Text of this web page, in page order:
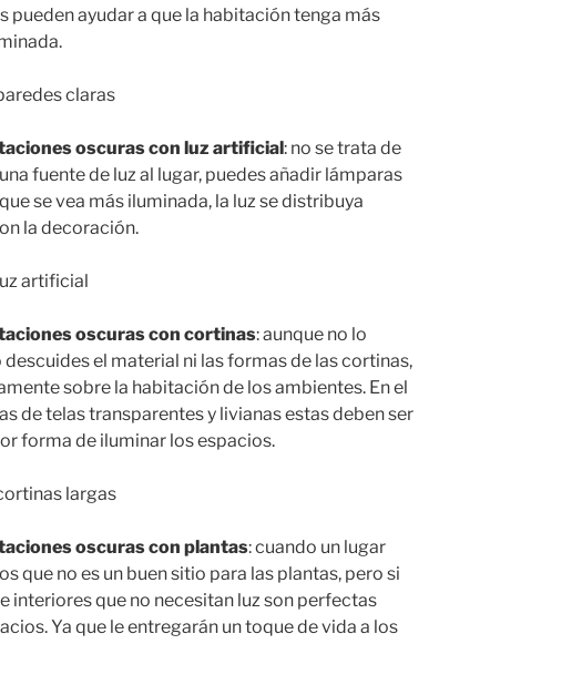
pueden ayudar a que la habitación tenga más
oscuras con luz artificial: no se trata de
fuente de luz al lugar, puedes añadir lámparas
se vea más iluminada, la luz se distribuya
la decoración.
oscuras con cortinas: aunque no lo
el material ni las formas de las cortinas,
sobre la habitación de los ambientes. En el
de telas transparentes y livianas estas deben ser
forma de iluminar los espacios.
oscuras con plantas: cuando un lugar
que no es un buen sitio para las plantas, pero si
interiores que no necesitan luz son perfectas
Ya que le entregarán un toque de vida a los